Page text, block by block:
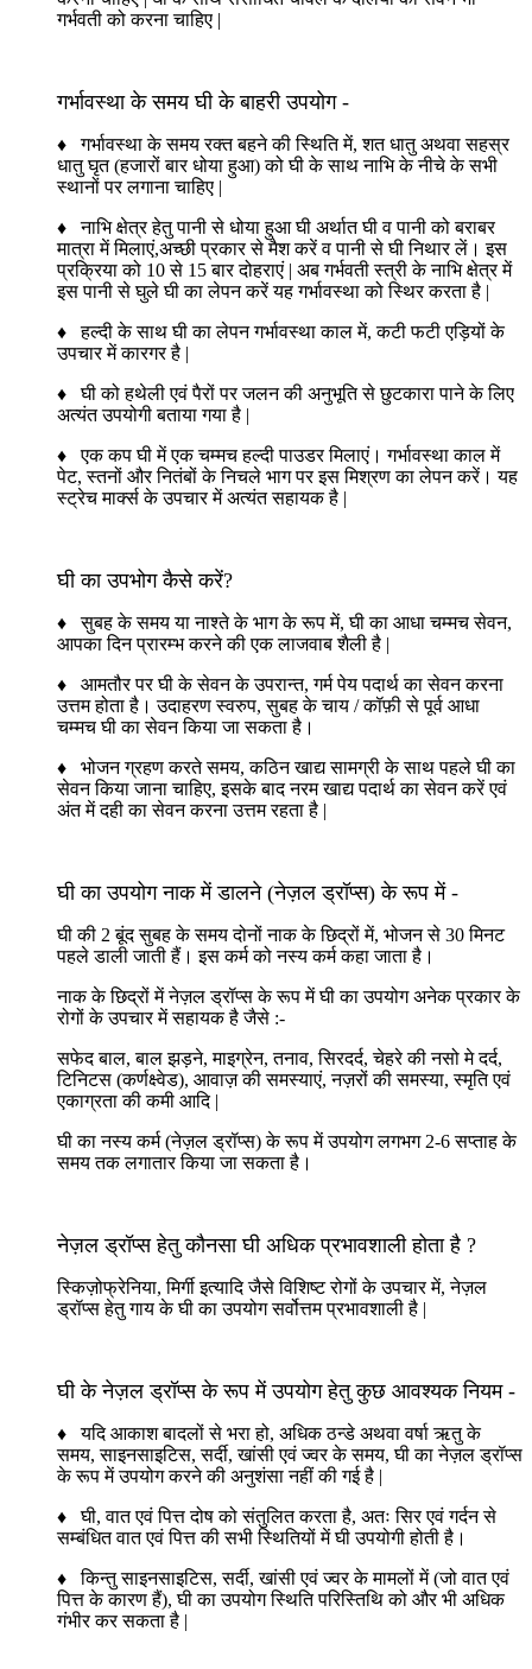
गर्भवती को करना चाहिए |
गर्भावस्था के समय घी के बाहरी उपयोग -
♦ गर्भावस्था के समय रक्त बहने की स्थिति में, शत धातु अथवा सहस्र
धातु घृत (हजारों बार धोया हुआ) को घी के साथ नाभि के नीचे के सभी
स्थानों पर लगाना चाहिए |
♦ नाभि क्षेत्र हेतु पानी से धोया हुआ घी अर्थात घी व पानी को बराबर
मात्रा में मिलाएं,अच्छी प्रकार से मैश करें व पानी से घी निथार लें। इस
प्रक्रिया को 10 से 15 बार दोहराएं | अब गर्भवती स्त्री के नाभि क्षेत्र में
इस पानी से घुले घी का लेपन करें यह गर्भावस्था को स्थिर करता है |
♦ हल्दी के साथ घी का लेपन गर्भावस्था काल में, कटी फटी एड़ियों के
उपचार में कारगर है |
♦ घी को हथेली एवं पैरों पर जलन की अनुभूति से छुटकारा पाने के लिए
अत्यंत उपयोगी बताया गया है |
♦ एक कप घी में एक चम्मच हल्दी पाउडर मिलाएं। गर्भावस्था काल में
पेट, स्तनों और नितंबों के निचले भाग पर इस मिश्रण का लेपन करें। यह
स्ट्रेच मार्क्स के उपचार में अत्यंत सहायक है |
घी का उपभोग कैसे करें?
♦ सुबह के समय या नाश्ते के भाग के रूप में, घी का आधा चम्मच सेवन,
आपका दिन प्रारम्भ करने की एक लाजवाब शैली है |
♦ आमतौर पर घी के सेवन के उपरान्त, गर्म पेय पदार्थ का सेवन करना
उत्तम होता है। उदाहरण स्वरुप, सुबह के चाय / कॉफ़ी से पूर्व आधा
चम्मच घी का सेवन किया जा सकता है।
♦ भोजन ग्रहण करते समय, कठिन खाद्य सामग्री के साथ पहले घी का
सेवन किया जाना चाहिए, इसके बाद नरम खाद्य पदार्थ का सेवन करें एवं
अंत में दही का सेवन करना उत्तम रहता है |
घी का उपयोग नाक में डालने (नेज़ल ड्रॉप्स) के रूप में -
घी की 2 बूंद सुबह के समय दोनों नाक के छिद्रों में, भोजन से 30 मिनट
पहले डाली जाती हैं। इस कर्म को नस्य कर्म कहा जाता है।
नाक के छिद्रों में नेज़ल ड्रॉप्स के रूप में घी का उपयोग अनेक प्रकार के
रोगों के उपचार में सहायक है जैसे :-
सफेद बाल, बाल झड़ने, माइग्रेन, तनाव, सिरदर्द, चेहरे की नसो मे दर्द,
टिनिटस (कर्णक्ष्वेड), आवाज़ की समस्याएं, नज़रों की समस्या, स्मृति एवं
एकाग्रता की कमी आदि |
घी का नस्य कर्म (नेज़ल ड्रॉप्स) के रूप में उपयोग लगभग 2-6 सप्ताह के
समय तक लगातार किया जा सकता है।
नेज़ल ड्रॉप्स हेतु कौनसा घी अधिक प्रभावशाली होता है ?
स्किज़ोफ्रेनिया, मिर्गी इत्यादि जैसे विशिष्ट रोगों के उपचार में, नेज़ल
ड्रॉप्स हेतु गाय के घी का उपयोग सर्वोत्तम प्रभावशाली है |
घी के नेज़ल ड्रॉप्स के रूप में उपयोग हेतु कुछ आवश्यक नियम -
♦ यदि आकाश बादलों से भरा हो, अधिक ठन्डे अथवा वर्षा ऋतु के
समय, साइनसाइटिस, सर्दी, खांसी एवं ज्वर के समय, घी का नेज़ल ड्रॉप्स
के रूप में उपयोग करने की अनुशंसा नहीं की गई है |
♦ घी, वात एवं पित्त दोष को संतुलित करता है, अतः सिर एवं गर्दन से
सम्बंधित वात एवं पित्त की सभी स्थितियों में घी उपयोगी होती है।
♦ किन्तु साइनसाइटिस, सर्दी, खांसी एवं ज्वर के मामलों में (जो वात एवं
पित्त के कारण हैं), घी का उपयोग स्थिति परिस्तिथि को और भी अधिक
गंभीर कर सकता है |